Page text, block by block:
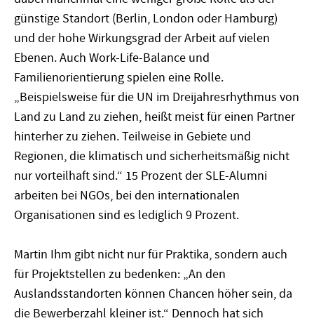
günstige Standort (Berlin, London oder Hamburg)
und der hohe Wirkungsgrad der Arbeit auf vielen
Ebenen. Auch Work-Life-Balance und
Familienorientierung spielen eine Rolle.
„Beispielsweise für die UN im Dreijahresrhythmus von
Land zu Land zu ziehen, heißt meist für einen Partner
hinterher zu ziehen. Teilweise in Gebiete und
Regionen, die klimatisch und sicherheitsmäßig nicht
nur vorteilhaft sind.“ 15 Prozent der SLE-Alumni
arbeiten bei NGOs, bei den internationalen
Organisationen sind es lediglich 9 Prozent.
Martin Ihm gibt nicht nur für Praktika, sondern auch
für Projektstellen zu bedenken: „An den
Auslandsstandorten können Chancen höher sein, da
die Bewerberzahl kleiner ist.“ Dennoch hat sich